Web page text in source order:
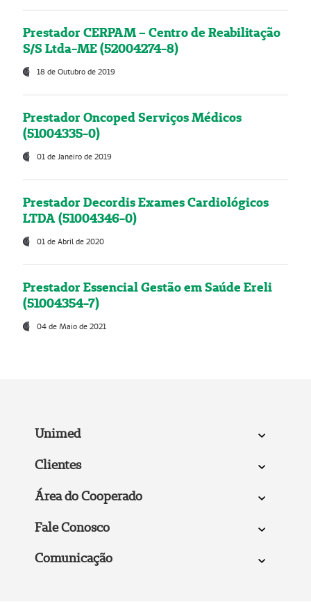
Prestador CERPAM – Centro de Reabilitação
S/S Ltda-ME (52004274-8)
18 de Outubro de 2019
Prestador Oncoped Serviços Médicos
(51004335-0)
01 de Janeiro de 2019
Prestador Decordis Exames Cardiológicos
LTDA (51004346-0)
01 de Abril de 2020
Prestador Essencial Gestão em Saúde Ereli
(51004354-7)
04 de Maio de 2021
Unimed
Clientes
Área do Cooperado
Fale Conosco
Comunicação